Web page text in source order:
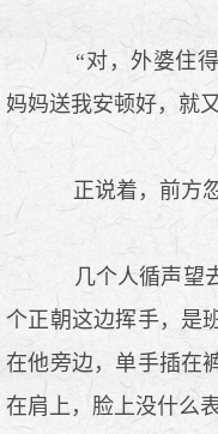
“对，外婆住得
妈妈送我安顿好，就
正说着，前方
几个人循声望
个正朝这边挥手，是
在他旁边，单手插在
在肩上，脸上没什么